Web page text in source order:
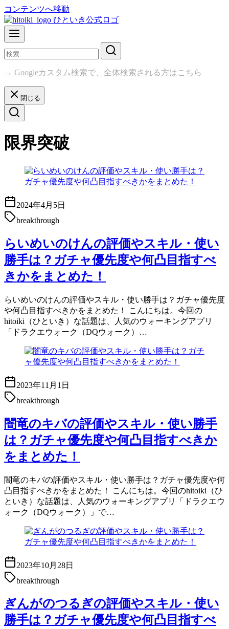
コンテンツへ移動
→ Googleカスタム検索で、全体検索される方はこちら
閉じる
限界突破
2024年4月5日
breakthrough
らいめいのけんの評価やスキル・使い
勝手は？ガチャ優先度や何凸目指すべ
きかをまとめた！
らいめいのけんの評価やスキル・使い勝手は？ガチャ優先度
や何凸目指すべきかをまとめた！ こんにちは。今回の
hitoiki（ひといき）な話題は、人気のウォーキングアプリ
「ドラクエウォーク（DQウォーク）…
2023年11月1日
breakthrough
闇竜のキバの評価やスキル・使い勝手
は？ガチャ優先度や何凸目指すべきか
をまとめた！
闇竜のキバの評価やスキル・使い勝手は？ガチャ優先度や何
凸目指すべきかをまとめた！ こんにちは。今回のhitoiki（ひ
といき）な話題は、人気のウォーキングアプリ「ドラクエウ
ォーク（DQウォーク）」で…
2023年10月28日
breakthrough
ぎんがのつるぎの評価やスキル・使い
勝手は？ガチャ優先度や何凸目指すべ